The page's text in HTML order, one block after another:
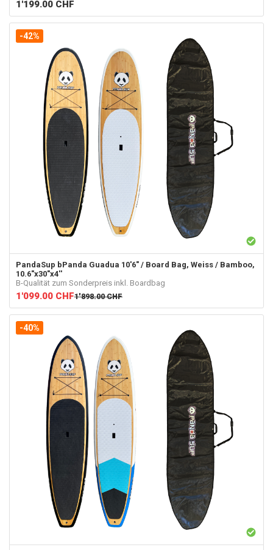
1'199.00 CHF
-42%
PandaSup bPanda Guadua 10'6" / Board Bag, Weiss / Bamboo,
10.6"x30"x4''
B-Qualität zum Sonderpreis inkl. Boardbag
1'099.00 CHF1'898.00 CHF
-40%